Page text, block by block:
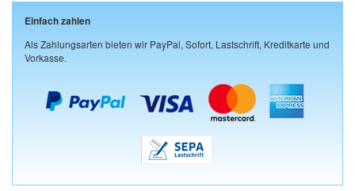
Einfach zahlen
Als Zahlungsarten bieten wir PayPal, Sofort, Lastschrift, Kreditkarte und
Vorkasse.